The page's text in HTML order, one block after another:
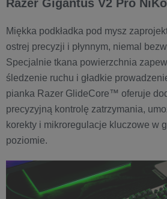
Razer Gigantus V2 Pro
Miękka podkładka pod mysz
ostrej precyzji i płynnym, niemal
Specjalnie tkana powierzchnia
śledzenie ruchu i gładkie
pianka Razer GlideCore™ oferuje
precyzyjną kontrolę zatrzymania,
korekty i mikroregulacje kluczowe w
poziomie.